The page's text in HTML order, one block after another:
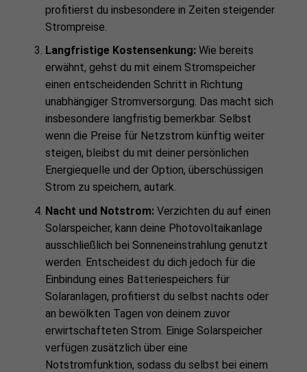
profitierst du insbesondere in Zeiten steigender
Strompreise.
Langfristige Kostensenkung:Wie bereits
erwähnt, gehst du mit einem Stromspeicher
einen entscheidenden Schritt in Richtung
unabhängiger Stromversorgung. Das macht sich
insbesondere langfristig bemerkbar. Selbst
wenn die Preise für Netzstrom künftig weiter
steigen, bleibst du mit deiner persönlichen
Energiequelle und der Option, überschüssigen
Strom zu speichern, autark.
Nacht und Notstrom:Verzichten du auf einen
Solarspeicher, kann deine Photovoltaikanlage
ausschließlich bei Sonneneinstrahlung genutzt
werden. Entscheidest du dich jedoch für die
Einbindung eines Batteriespeichers für
Solaranlagen, profitierst du selbst nachts oder
an bewölkten Tagen von deinem zuvor
erwirtschafteten Strom. Einige Solarspeicher
verfügen zusätzlich über eine
Notstromfunktion, sodass du selbst bei einem